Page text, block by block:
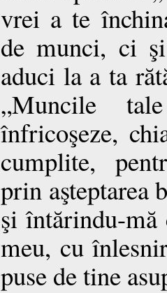
vrei a te
de munci, ci
aduci la a ta
„Muncile
înfricoşeze,
cumplite,
prin aşteptarea
şi întărindu-mă
meu, cu
puse de tine